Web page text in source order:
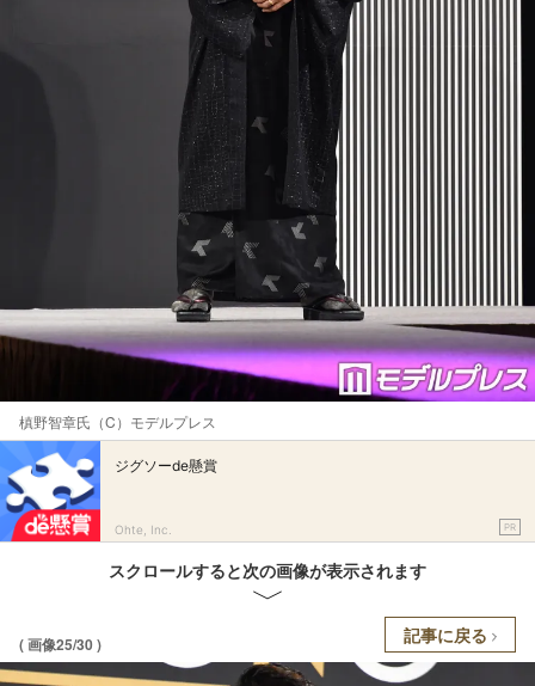
槙野智章氏（C）モデルプレス
ジグソーde懸賞
Ohte, Inc. PR
スクロールすると次の画像が表示されます
( 画像25/30 ) 記事に戻る